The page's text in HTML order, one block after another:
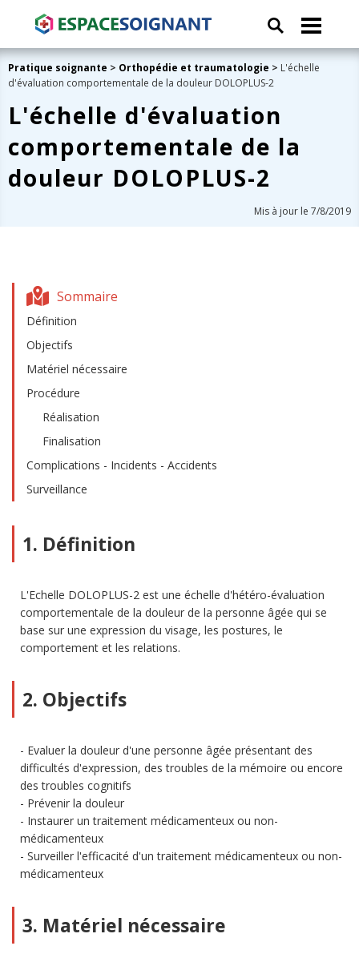
Pratique soignante > Orthopédie et traumatologie > L'échelle
d'évaluation comportementale de la douleur DOLOPLUS-2
L'échelle d'évaluation
comportementale de la
douleur DOLOPLUS-2
Mis à jour le 7/8/2019
Sommaire
Définition
Objectifs
Matériel nécessaire
Procédure
Réalisation
Finalisation
Complications - Incidents - Accidents
Surveillance
1. Définition
L'Echelle DOLOPLUS-2 est une échelle d'hétéro-évaluation
comportementale de la douleur de la personne âgée qui se
base sur une expression du visage, les postures, le
comportement et les relations.
2. Objectifs
Evaluer la douleur d'une personne âgée présentant des
difficultés d'expression, des troubles de la mémoire ou encore
des troubles cognitifs
Prévenir la douleur
Instaurer un traitement médicamenteux ou non-
médicamenteux
Surveiller l'efficacité d'un traitement médicamenteux ou non-
médicamenteux
3. Matériel nécessaire